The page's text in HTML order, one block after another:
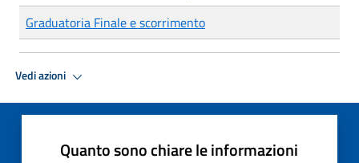
Graduatoria Finale e scorrimento
Vedi azioni
Quanto sono chiare le informazioni